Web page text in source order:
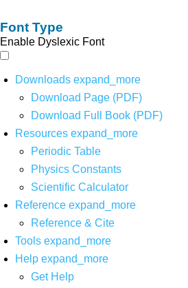
Font Type
Enable Dyslexic Font
Downloads expand_more
Download Page (PDF)
Download Full Book (PDF)
Resources expand_more
Periodic Table
Physics Constants
Scientific Calculator
Reference expand_more
Reference & Cite
Tools expand_more
Help expand_more
Get Help